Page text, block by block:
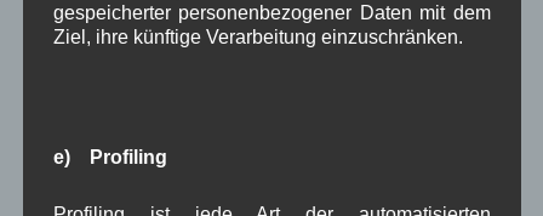
Juli 2026(9)
Mai 2026
gespeicherter personenbezogener Daten mit dem
Ziel, ihre künftige Verarbeitung einzuschränken.
e) Profiling